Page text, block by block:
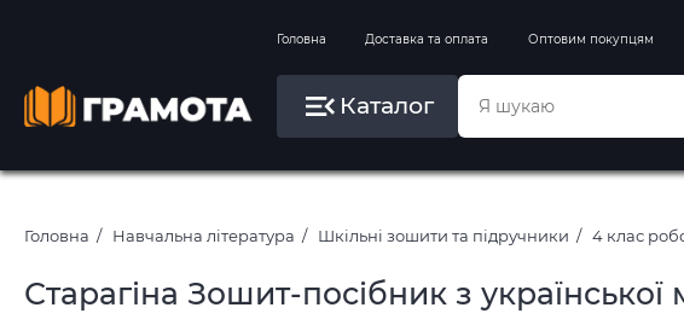
Головна Доставка та оплата Оптовим покупцям
Каталог
Вправи на зимові канікули
Літо, пляж, плавання, басейни
Картини за номерами
Головна Навчальна література Шкільні зошити та підручники 4 клас
Старагіна Зошит-посібник з